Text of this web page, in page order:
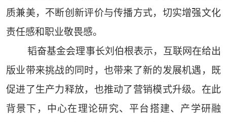
质兼美，不断创新评价与传播方式，切实增强文化
责任感和职业敬畏感。
韬奋基金会理事长刘伯根表示，互联网在给出
版业带来挑战的同时，也带来了新的发展机遇，既
促进了生产力释放，也推动了营销模式升级。在此
背景下，中心在理论研究、平台搭建、产学研融